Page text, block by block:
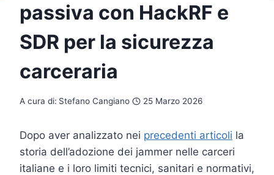
passiva con HackRF e
SDR per la sicurezza
carceraria
A cura di: Stefano Cangiano 25 Marzo 2026
Dopo aver analizzato nei precedenti articoli la
storia dell’adozione dei jammer nelle carceri
italiane e i loro limiti tecnici, sanitari e normativi,